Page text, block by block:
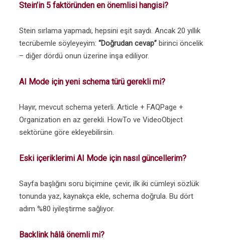
Stein’in 5 faktöründen en önemlisi hangisi?
Stein sırlama yapmadı, hepsini eşit saydı. Ancak 20 yıllık
tecrübemle söyleyeyim: “Doğrudan cevap” birinci öncelik
– diğer dördü onun üzerine inşa ediliyor.
AI Mode için yeni schema türü gerekli mi?
Hayır, mevcut schema yeterli. Article + FAQPage +
Organization en az gerekli. HowTo ve VideoObject
sektörüne göre ekleyebilirsin.
Eski içeriklerimi AI Mode için nasıl güncellerim?
Sayfa başlığını soru biçimine çevir, ilk iki cümleyi sözlük
tonunda yaz, kaynakça ekle, schema doğrula. Bu dört
adım %80 iyileştirme sağlıyor.
Backlink hâlâ önemli mi?